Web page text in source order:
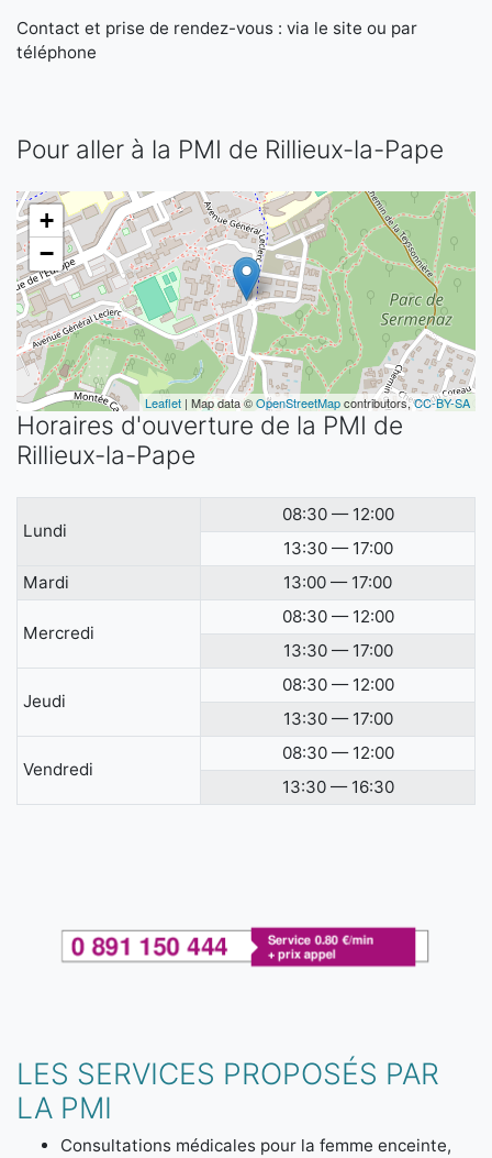
Contact et prise de rendez-vous : via le site ou par
téléphone
Pour aller à la PMI de Rillieux-la-Pape
+
−
Leaflet | Map data ©OpenStreetMapcontributors,CC-BY-SA
Horaires d'ouverture de la PMI de
Rillieux-la-Pape
Lundi
08:30 — 12:00
13:30 — 17:00
Mardi
13:00 — 17:00
Mercredi
08:30 — 12:00
13:30 — 17:00
Jeudi
08:30 — 12:00
13:30 — 17:00
Vendredi
08:30 — 12:00
13:30 — 16:30
LES SERVICES PROPOSÉS PAR
LA PMI
Consultations médicales pour la femme enceinte,